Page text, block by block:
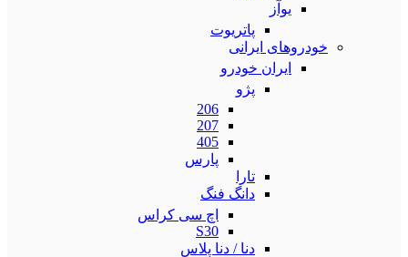
یوآز
پاتریوت
خودروهای ایرانی
ایران خودرو
پژو
206
207
405
پارس
تارا
دانگ فنگ
اچ سی کراس
S30
دنا / دنا پلاس